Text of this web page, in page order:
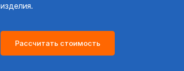
изделия.
Рассчитать стоимость